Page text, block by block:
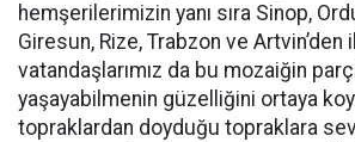
hemşerilerimizin yanı sıra Sinop,
Giresun, Rize, Trabzon ve Artvin’den
vatandaşlarımız da bu mozaiğin
yaşayabilmenin güzelliğini ortaya
topraklardan doyduğu topraklara